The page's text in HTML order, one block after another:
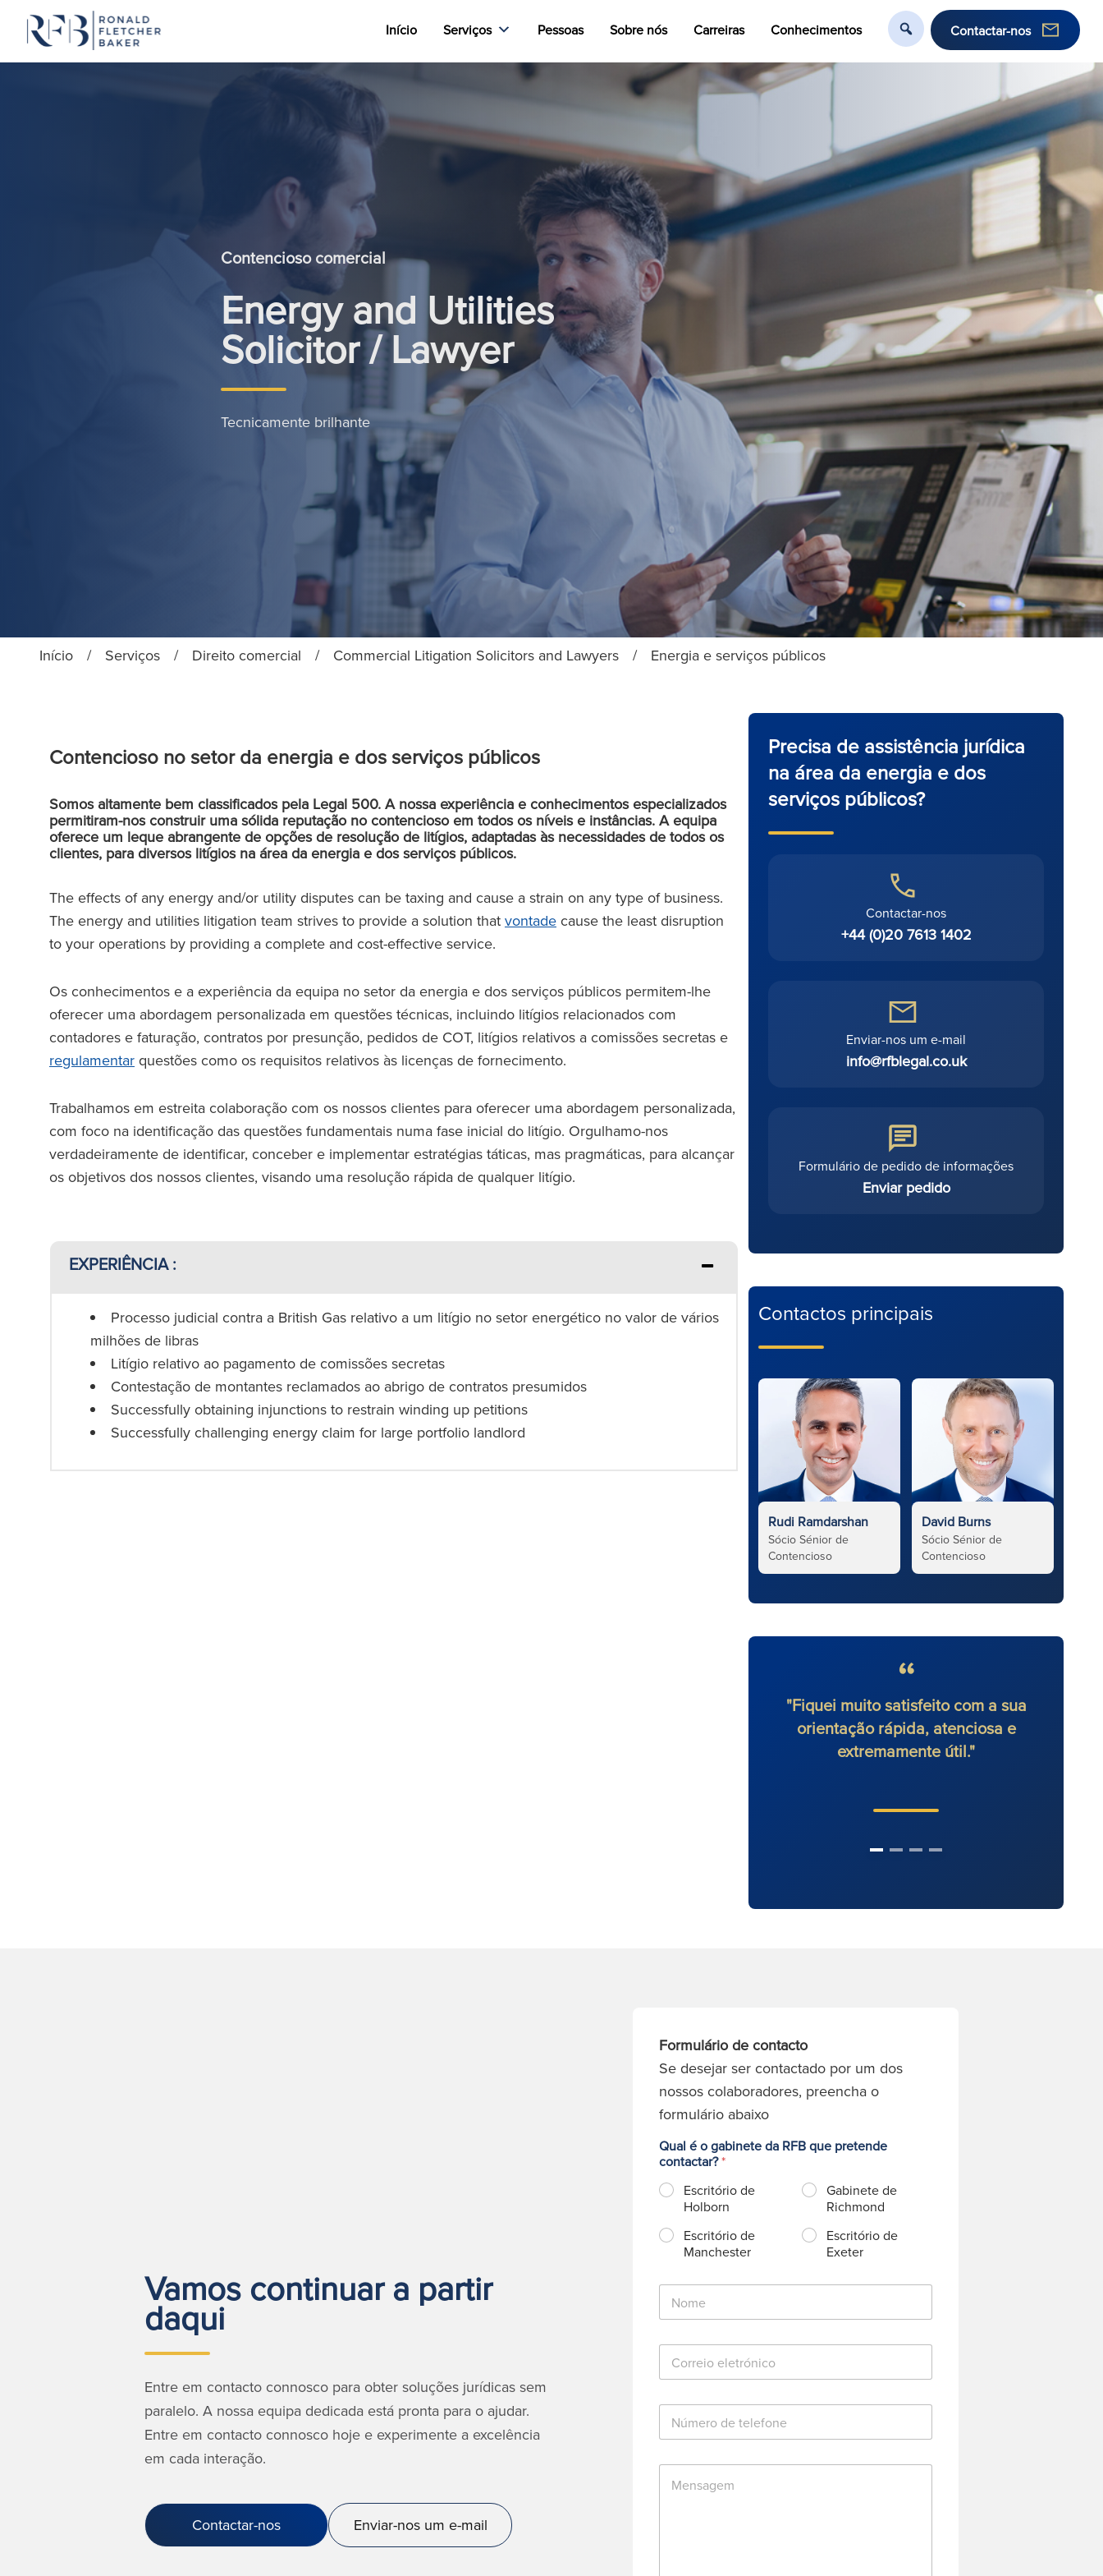
Início Serviços Pessoas Sobre nós Carreiras Conhecimentos Contactar-nos
Contencioso comercial
Energy and Utilities
Solicitor / Lawyer
Tecnicamente brilhante
Início / Serviços / Direito comercial / Commercial Litigation Solicitors and Lawyers / Energia e serviços públicos
Contencioso no setor da energia e dos serviços públicos
Somos altamente bem classificados pela Legal 500. A nossa experiência e conhecimentos especializados
permitiram-nos construir uma sólida reputação no contencioso em todos os níveis e instâncias. A equipa
oferece um leque abrangente de opções de resolução de litígios, adaptadas às necessidades de todos os
clientes, para diversos litígios na área da energia e dos serviços públicos.
The effects of any energy and/or utility disputes can be taxing and cause a strain on any type of business.
The energy and utilities litigation team strives to provide a solution that vontade cause the least disruption
to your operations by providing a complete and cost-effective service.
Os conhecimentos e a experiência da equipa no setor da energia e dos serviços públicos permitem-lhe
oferecer uma abordagem personalizada em questões técnicas, incluindo litígios relacionados com
contadores e faturação, contratos por presunção, pedidos de COT, litígios relativos a comissões secretas e
regulamentar questões como os requisitos relativos às licenças de fornecimento.
Trabalhamos em estreita colaboração com os nossos clientes para oferecer uma abordagem personalizada,
com foco na identificação das questões fundamentais numa fase inicial do litígio. Orgulhamo-nos
verdadeiramente de identificar, conceber e implementar estratégias táticas, mas pragmáticas, para alcançar
os objetivos dos nossos clientes, visando uma resolução rápida de qualquer litígio.
EXPERIÊNCIA :
Processo judicial contra a British Gas relativo a um litígio no setor energético no valor de vários
milhões de libras
Litígio relativo ao pagamento de comissões secretas
Contestação de montantes reclamados ao abrigo de contratos presumidos
Successfully obtaining injunctions to restrain winding up petitions
Successfully challenging energy claim for large portfolio landlord
Precisa de assistência jurídica
na área da energia e dos
serviços públicos?
Contactar-nos
+44 (0)20 7613 1402
Enviar-nos um e-mail
info@rfblegal.co.uk
Formulário de pedido de informações
Enviar pedido
Contactos principais
Rudi Ramdarshan
Sócio Sénior de
Contencioso
David Burns
Sócio Sénior de
Contencioso
"Fiquei muito satisfeito com a sua
orientação rápida, atenciosa e
extremamente útil."
Vamos continuar a partir
daqui
Entre em contacto connosco para obter soluções jurídicas sem
paralelo. A nossa equipa dedicada está pronta para o ajudar.
Entre em contacto connosco hoje e experimente a excelência
em cada interação.
Contactar-nos Enviar-nos um e-mail
Formulário de contacto
Se desejar ser contactado por um dos
nossos colaboradores, preencha o
formulário abaixo
Qual é o gabinete da RFB que pretende
contactar?*
Escritório de
Holborn
Gabinete de
Richmond
Escritório de
Manchester
Escritório de
Exeter
N
m
C
r
o
e
N
m
M